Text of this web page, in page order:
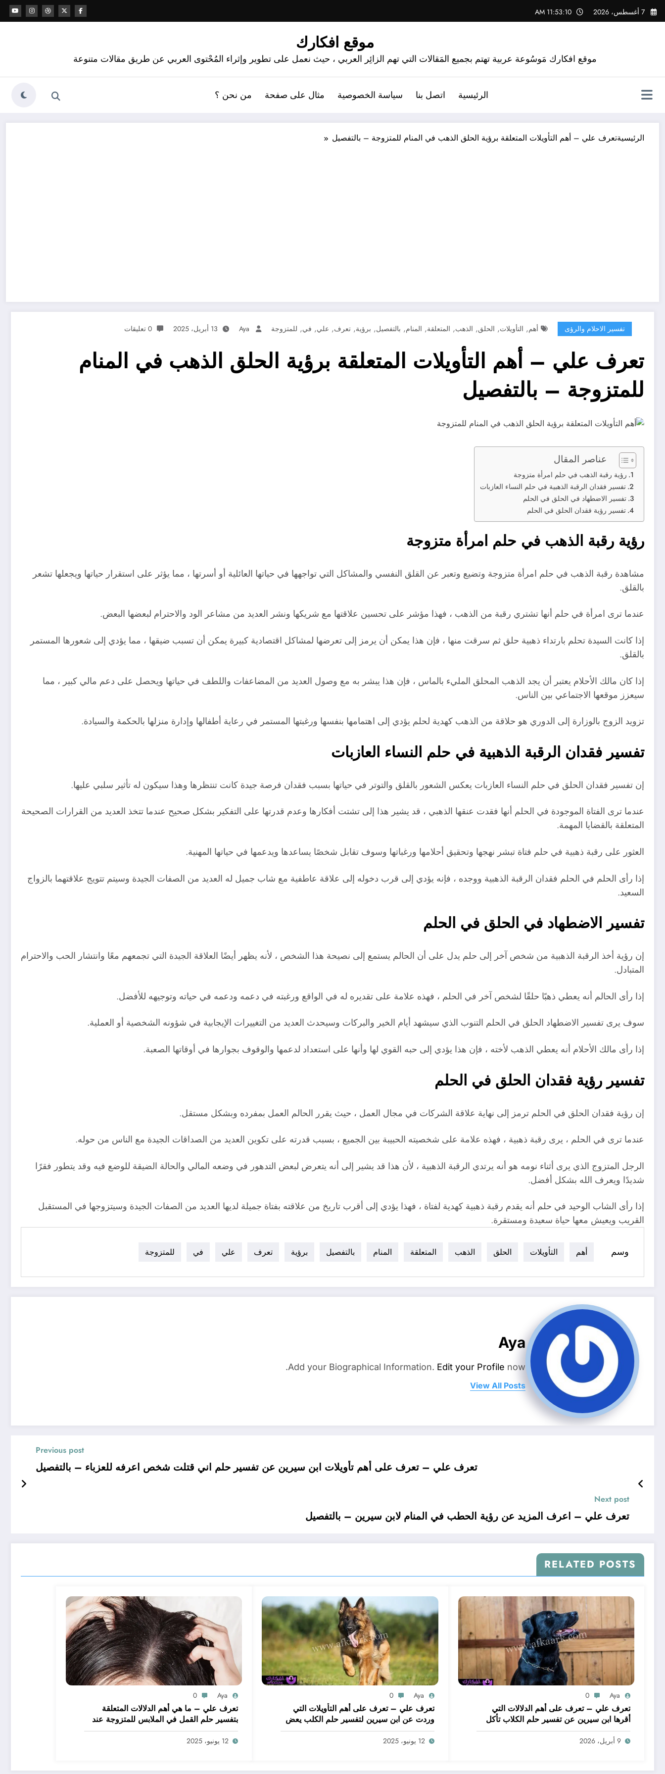
التجاوز
إلى
7 أغسطس، 2026 11:53:11 AM
موقع افكارك
موقع افكارك مَوسُوعة عربية تهتم بجميع المَقالات التي تهم الزائِر العربي ، حيث نعمل على تطوير وإثراء المُحْتوى العربي عن طريق مقالات متنوعة
الرئيسية اتصل بنا سياسة الخصوصية مثال على صفحة من نحن ؟
الرئيسيةتعرف علي – أهم التأويلات المتعلقة برؤية الحلق الذهب في المنام للمتزوجة – بالتفصيل
تفسير الاحلام والرؤى أهم, التأويلات, الحلق, الذهب, المتعلقة, المنام, بالتفصيل, برؤية, تعرف, علي, في, للمتزوجة Aya 13 أبريل، 2025 0 تعليقات
تعرف علي – أهم التأويلات المتعلقة برؤية الحلق الذهب في المنام
للمتزوجة – بالتفصيل
عناصر المقال
رؤية رقبة الذهب في حلم امرأة متزوجة
تفسير فقدان الرقبة الذهبية في حلم النساء العازبات
تفسير الاضطهاد في الحلق في الحلم
تفسير رؤية فقدان الحلق في الحلم
رؤية رقبة الذهب في حلم امرأة متزوجة
مشاهدة رقبة الذهب في حلم امرأة متزوجة وتضيع وتعبر عن القلق النفسي والمشاكل التي تواجهها في حياتها العائلية أو أسرتها ، مما يؤثر على استقرار حياتها ويجعلها تشعر
بالقلق.
عندما ترى امرأة في حلم أنها تشتري رقبة من الذهب ، فهذا مؤشر على تحسين علاقتها مع شريكها ونشر العديد من مشاعر الود والاحترام لبعضها البعض.
إذا كانت السيدة تحلم بارتداء ذهبية حلق ثم سرقت منها ، فإن هذا يمكن أن يرمز إلى تعرضها لمشاكل اقتصادية كبيرة يمكن أن تسبب ضيقها ، مما يؤدي إلى شعورها المستمر
بالقلق.
إذا كان مالك الأحلام يعتبر أن يجد الذهب المحلق المليء بالماس ، فإن هذا يبشر به مع وصول العديد من المضاعفات واللطف في حياتها ويحصل على دعم مالي كبير ، مما
سيعزز موقعها الاجتماعي بين الناس.
تزويد الزوج بالوزارة إلى الدوري هو حلاقة من الذهب كهدية لحلم يؤدي إلى اهتمامها بنفسها ورغبتها المستمر في رعاية أطفالها وإدارة منزلها بالحكمة والسيادة.
تفسير فقدان الرقبة الذهبية في حلم النساء العازبات
إن تفسير فقدان الحلق في حلم النساء العازبات يعكس الشعور بالقلق والتوتر في حياتها بسبب فقدان فرصة جيدة كانت تنتظرها وهذا سيكون له تأثير سلبي عليها.
عندما ترى الفتاة الموجودة في الحلم أنها فقدت عنقها الذهبي ، قد يشير هذا إلى تشتت أفكارها وعدم قدرتها على التفكير بشكل صحيح عندما تتخذ العديد من القرارات الصحيحة
المتعلقة بالقضايا المهمة.
العثور على رقبة ذهبية في حلم فتاة تبشر نهجها وتحقيق أحلامها ورغباتها وسوف تقابل شخصًا يساعدها ويدعمها في حياتها المهنية.
إذا رأى الحلم في الحلم فقدان الرقبة الذهبية ووجده ، فإنه يؤدي إلى قرب دخوله إلى علاقة عاطفية مع شاب جميل له العديد من الصفات الجيدة وسيتم تتويج علاقتهما بالزواج
السعيد.
تفسير الاضطهاد في الحلق في الحلم
إن رؤية أخذ الرقبة الذهبية من شخص آخر إلى حلم يدل على أن الحالم يستمع إلى نصيحة هذا الشخص ، لأنه يظهر أيضًا العلاقة الجيدة التي تجمعهم معًا وانتشار الحب والاحترام
المتبادل.
إذا رأى الحالم أنه يعطي ذهبًا حلقًا لشخص آخر في الحلم ، فهذه علامة على تقديره له في الواقع ورغبته في دعمه ودعمه في حياته وتوجيهه للأفضل.
سوف يرى تفسير الاضطهاد الحلق في الحلم التنوب الذي سيشهد أيام الخير والبركات وسيحدث العديد من التغييرات الإيجابية في شؤونه الشخصية أو العملية.
إذا رأى مالك الأحلام أنه يعطي الذهب لأخته ، فإن هذا يؤدي إلى حبه القوي لها وأنها على استعداد لدعمها والوقوف بجوارها في أوقاتها الصعبة.
تفسير رؤية فقدان الحلق في الحلم
إن رؤية فقدان الحلق في الحلم ترمز إلى نهاية علاقة الشركات في مجال العمل ، حيث يقرر الحالم العمل بمفرده وبشكل مستقل.
عندما ترى في الحلم ، يرى رقبة ذهبية ، فهذه علامة على شخصيته الحبيبة بين الجميع ، بسبب قدرته على تكوين العديد من الصداقات الجيدة مع الناس من حوله.
الرجل المتزوج الذي يرى أثناء نومه هو أنه يرتدي الرقبة الذهبية ، لأن هذا قد يشير إلى أنه يتعرض لبعض التدهور في وضعه المالي والحالة الضيقة للوضع فيه وقد يتطور فقرًا
شديدًا ويعرف الله بشكل أفضل.
إذا رأى الشاب الوحيد في حلم أنه يقدم رقبة ذهبية كهدية لفتاة ، فهذا يؤدي إلى أقرب تاريخ من علاقته بفتاة جميلة لديها العديد من الصفات الجيدة وسيتزوجها في المستقبل
القريب ويعيش معها حياة سعيدة ومستقرة.
وسم أهم التأويلات الحلق الذهب المتعلقة المنام بالتفصيل برؤية تعرف علي في للمتزوجة
Aya
Add your Biographical Information. Edit your Profile now.
View All Posts
Previous post
تعرف علي – تعرف على أهم تأويلات ابن سيرين عن تفسير حلم اني قتلت شخص اعرفه للعزباء – بالتفصيل
Next post
تعرف علي – اعرف المزيد عن رؤية الحطب في المنام لابن سيرين – بالتفصيل
RELATED POSTS
Aya
0
تعرف علي – تعرف على أهم الدلالات التي
أقرها ابن سيرين عن تفسير حلم الكلاب تأكل
لحم – بالتفصيل
9 أبريل، 2026
Aya
0
تعرف علي – تعرف على أهم التأويلات التي
وردت عن ابن سيرين لتفسير حلم الكلب يعض
يدي – بالتفصيل
12 يونيو، 2025
Aya
0
تعرف علي – ما هي أهم الدلالات المتعلقة
بتفسير حلم القمل في الملابس للمتزوجة عند
ابن سيرين؟ – بالتفصيل
12 يونيو، 2025